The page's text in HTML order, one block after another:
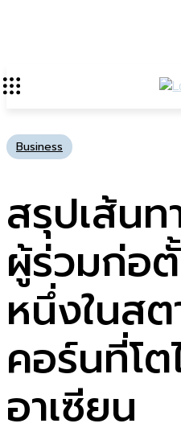
Business
สรุปเส้นท
ผู้ร่วมก่อ
หนึ่งในส
คอร์นที่โ
อาเซียน